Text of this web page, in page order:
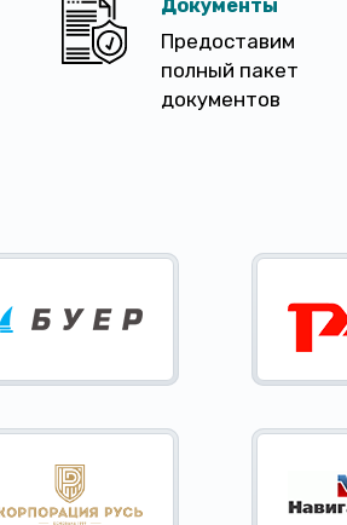
Документы
Предоставим
полный пакет
документов